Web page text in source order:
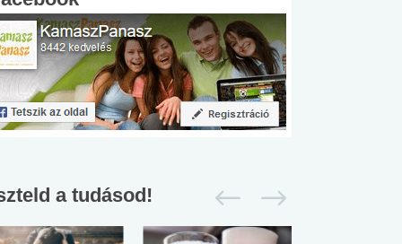
a tudásod!